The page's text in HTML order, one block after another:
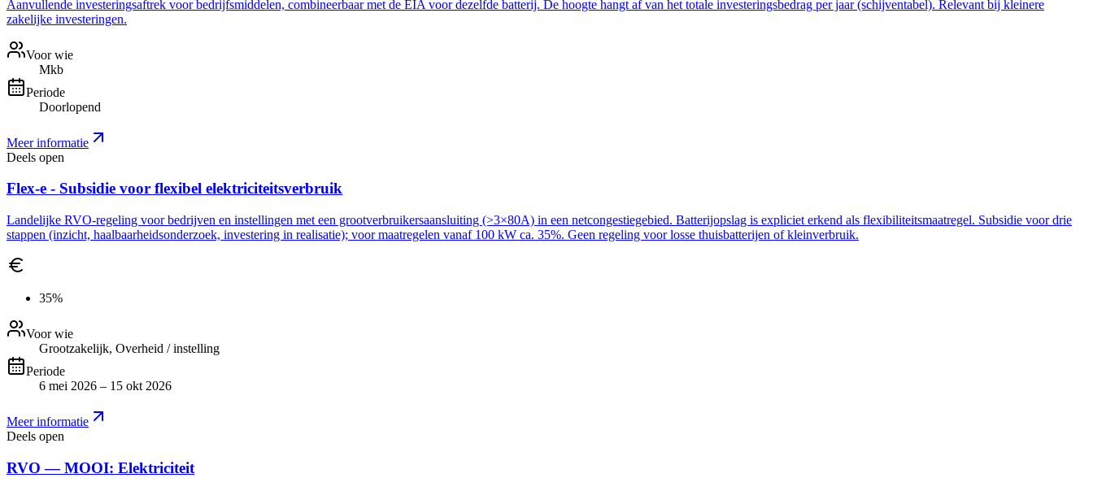
Aanvullende investeringsaftrek voor bedrijfsmiddelen, combineerbaar met de EIA voor dezelfde batterij. De hoogte hangt af van het totale investeringsbedrag per jaar (schijventabel). Relevant bij kleinere
zakelijke investeringen.
Voor wie
Mkb
Periode
Doorlopend
Meer informatie
Deels open
Flex-e - Subsidie voor flexibel elektriciteitsverbruik
Landelijke RVO-regeling voor bedrijven en instellingen met een grootverbruikersaansluiting (>3×80A) in een netcongestiegebied. Batterijopslag is expliciet erkend als flexibiliteitsmaatregel. Subsidie voor drie
stappen (inzicht, haalbaarheidsonderzoek, investering in realisatie); voor maatregelen vanaf 100 kW ca. 35%. Geen regeling voor losse thuisbatterijen of kleinverbruik.
35%
Voor wie
Grootzakelijk, Overheid / instelling
Periode
6 mei 2026 – 15 okt 2026
Meer informatie
Deels open
RVO — MOOI: Elektriciteit